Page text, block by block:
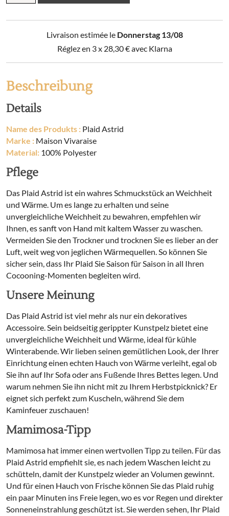
Menge
Livraison estimée le Donnerstag 13/08
Réglez en 3 x 28,30€avec Klarna
Beschreibung
Details
Name des Produkts : Plaid Astrid
Marke : Maison Vivaraise
Material: 100% Polyester
Pflege
Das Plaid Astrid ist ein wahres Schmuckstück an Weichheit
und Wärme. Um es lange zu erhalten und seine
unvergleichliche Weichheit zu bewahren, empfehlen wir
Ihnen, es sanft von Hand mit kaltem Wasser zu waschen.
Vermeiden Sie den Trockner und trocknen Sie es lieber an der
Luft, weit weg von jeglichen Wärmequellen. So können Sie
sicher sein, dass Ihr Plaid Sie Saison für Saison in all Ihren
Cocooning-Momenten begleiten wird.
Unsere Meinung
Das Plaid Astrid ist viel mehr als nur ein dekoratives
Accessoire. Sein beidseitig gerippter Kunstpelz bietet eine
unvergleichliche Weichheit und Wärme, ideal für kühle
Winterabende. Wir lieben seinen gemütlichen Look, der Ihrer
Einrichtung einen echten Hauch von Wärme verleiht, egal ob
Sie ihn auf Ihr Sofa oder ans Fußende Ihres Bettes legen. Und
warum nehmen Sie ihn nicht mit zu Ihrem Herbstpicknick? Er
eignet sich perfekt zum Kuscheln, während Sie dem
Kaminfeuer zuschauen!
Mamimosa-Tipp
Mamimosa hat immer einen wertvollen Tipp zu teilen. Für das
Plaid Astrid empfiehlt sie, es nach jedem Waschen leicht zu
schütteln, damit der Kunstpelz wieder an Volumen gewinnt.
Und für einen Hauch von Frische können Sie das Plaid ruhig
ein paar Minuten ins Freie legen, wo es vor Regen und direkter
Sonneneinstrahlung geschützt ist. Sie werden sehen, Ihr Plaid